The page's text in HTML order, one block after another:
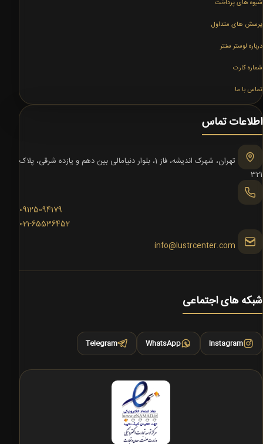
شیوه های پرداخت
پرسش های متداول
درباره لوستر سنتر
شماره کارت
تماس با ما
اطلاعات تماس
تهران، شهرک اندیشه، فاز 1، بلوار دنیامالی بین دهم و یازده شرقی، پلاک
321
09125094179
021-65536452
info@lustrcenter.com
شبکه های اجتماعی
Instagram
WhatsApp
Telegram